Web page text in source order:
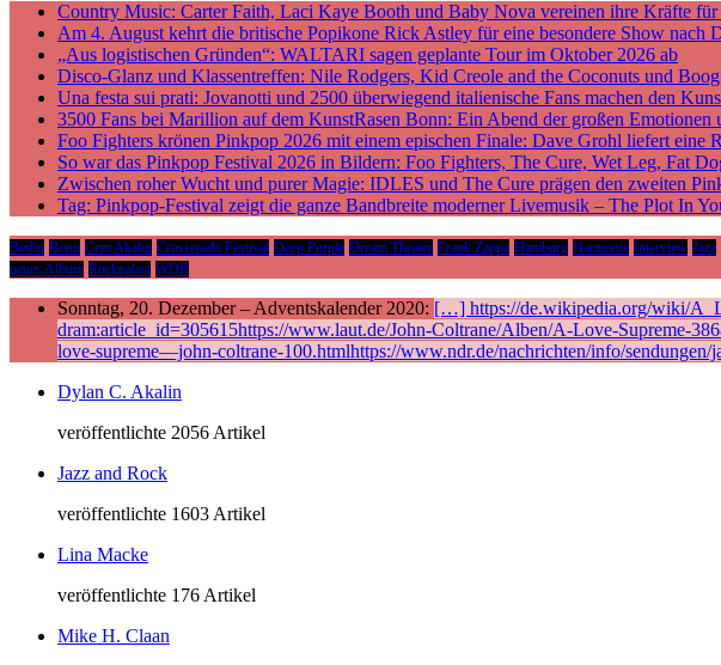
Country Music: Carter Faith, Laci Kaye Booth und Baby Nova vereinen ihre Kräfte
Am 4. August kehrt die britische Popikone Rick Astley für eine besondere Show nach
„Aus logistischen Gründen“: WALTARI sagen geplante Tour im Oktober 2026 ab
Disco-Glanz und Klassentreffen: Nile Rodgers, Kid Creole and the Coconuts und
Una festa sui prati: Jovanotti und 2500 überwiegend italienische Fans machen den
3500 Fans bei Marillion auf dem KunstRasen Bonn: Ein Abend der großen Emotionen
Foo Fighters krönen Pinkpop 2026 mit einem epischen Finale: Dave Grohl liefert eine
So war das Pinkpop Festival 2026 in Bildern: Foo Fighters, The Cure, Wet Leg, Fat
Zwischen roher Wucht und purer Magie: IDLES und The Cure prägen den zweiten
Tag: Pinkpop-Festival zeigt die ganze Bandbreite moderner Livemusik – The Plot In
Berlin Bonn Cem Akalin Crossroads Festival Deep Purple Dream Theater Frank Zappa Hamburg Harmonie Interview Jazz
neues Album Rockpalast WDR
Sonntag, 20. Dezember – Adventskalender 2020: […] https://de.wikipedia.org/wiki/
dram:article_id=305615https://www.laut.de/John-Coltrane/Alben/A-Love-Supreme-
love-supreme—john-coltrane-100.htmlhttps://www.ndr.de/nachrichten/info/
Dylan C. Akalin
veröffentlichte 2056 Artikel
Jazz and Rock
veröffentlichte 1603 Artikel
Lina Macke
veröffentlichte 176 Artikel
Mike H. Claan